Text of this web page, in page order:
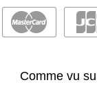
Comme vu